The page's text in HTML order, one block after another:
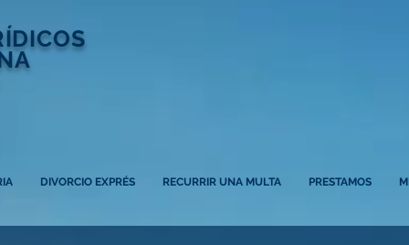
DIVORCIO EXPRÉS RECURRIR UNA MULTA PRESTAMOS